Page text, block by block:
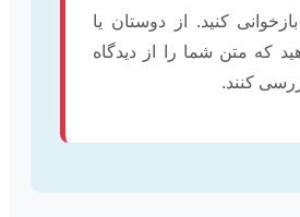
کنید. از دوستان یا
که متن شما را از دیدگاه
کنند.